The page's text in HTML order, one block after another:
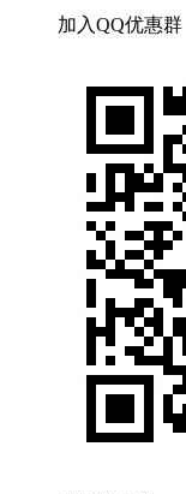
加入QQ优惠群